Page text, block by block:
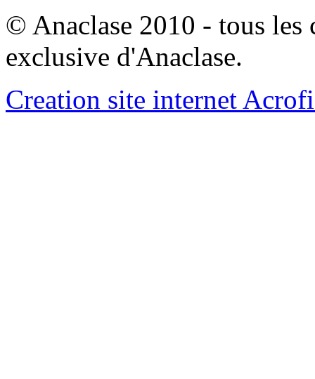
© Anaclase 2010 - tous les
exclusive d'Anaclase.
Creation site internet